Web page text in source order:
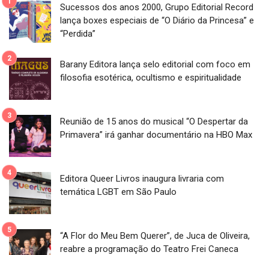
Sucessos dos anos 2000, Grupo Editorial Record
lança boxes especiais de “O Diário da Princesa” e
“Perdida”
Barany Editora lança selo editorial com foco em
filosofia esotérica, ocultismo e espiritualidade
Reunião de 15 anos do musical “O Despertar da
Primavera” irá ganhar documentário na HBO Max
Editora Queer Livros inaugura livraria com
temática LGBT em São Paulo
“A Flor do Meu Bem Querer”, de Juca de Oliveira,
reabre a programação do Teatro Frei Caneca